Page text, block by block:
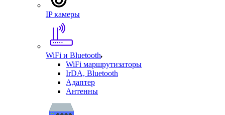
IP камеры
WiFi и Bluetooth
WiFi маршрутизаторы
IrDA, Bluetooth
Адаптер
Антенны